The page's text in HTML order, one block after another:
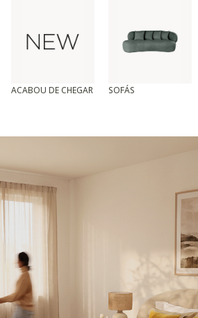
ACABOU DE CHEGAR SOFÁS